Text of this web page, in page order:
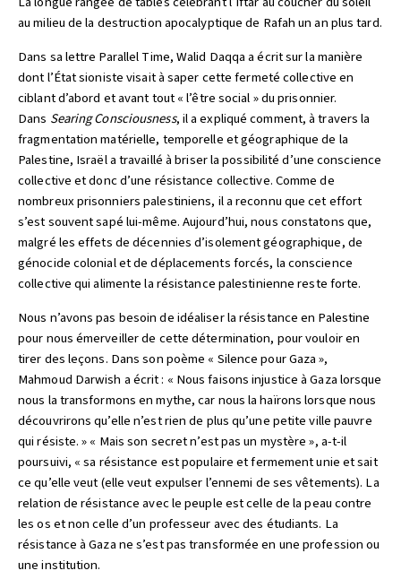
au milieu de la destruction apocalyptique de Rafah un an plus tard.
Dans sa lettre Parallel Time, Walid Daqqa a écrit sur la manière
dont l’État sioniste visait à saper cette fermeté collective en
ciblant d’abord et avant tout « l’être social » du prisonnier.
Dans Searing Consciousness, il a expliqué comment, à travers la
fragmentation matérielle, temporelle et géographique de la
Palestine, Israël a travaillé à briser la possibilité d’une conscience
collective et donc d’une résistance collective. Comme de
nombreux prisonniers palestiniens, il a reconnu que cet effort
s’est souvent sapé lui-même. Aujourd’hui, nous constatons que,
malgré les effets de décennies d’isolement géographique, de
génocide colonial et de déplacements forcés, la conscience
collective qui alimente la résistance palestinienne reste forte.
Nous n’avons pas besoin de idéaliser la résistance en Palestine
pour nous émerveiller de cette détermination, pour vouloir en
tirer des leçons. Dans son poème « Silence pour Gaza »,
Mahmoud Darwish a écrit : « Nous faisons injustice à Gaza lorsque
nous la transformons en mythe, car nous la haïrons lorsque nous
découvrirons qu’elle n’est rien de plus qu’une petite ville pauvre
qui résiste. » « Mais son secret n’est pas un mystère », a-t-il
poursuivi, « sa résistance est populaire et fermement unie et sait
ce qu’elle veut (elle veut expulser l’ennemi de ses vêtements). La
relation de résistance avec le peuple est celle de la peau contre
les os et non celle d’un professeur avec des étudiants. La
résistance à Gaza ne s’est pas transformée en une profession ou
une institution.